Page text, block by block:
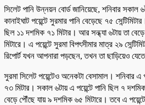
সিলেট পানি উন্নয়ন বোর্ড জানিয়েছে, শনিবার সকাল
কানাইঘাট পয়েন্টে সুরমার পানি বেড়েছে ৭৫
ছিল ১১ দশমিক ৭১ মিটার। আর সন্ধ্যা ৬টায় তা
মিটারে। এ পয়েন্টে সুরমা বিপৎসীমার মাত্র ২৯
রিপোর্ট যখন আপনারা পড়ছেন, তখন তা ছাড়িয়েও
সুরমা সিলেট পয়েন্টেও অনেকটা বেসামাল। শনিবার এ
৭৩ মিটার। সকাল ৬টায় এ পয়েন্টে পানি ছিল ৭
বেড়ে পৌঁছে যায় ৯ দশমিক ৬৫ মিটারে। তবে এ পয়েন্টে